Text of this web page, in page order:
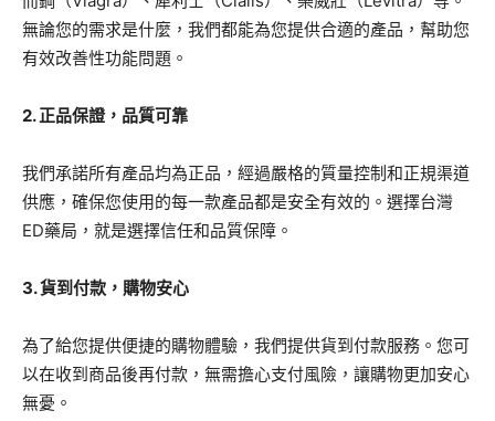
無論您的需求是什麼，我們都能為您提供合適的產品，幫助您
有效改善性功能問題。
2. 正品保證，品質可靠
我們承諾所有產品均為正品，經過嚴格的質量控制和正規渠道
供應，確保您使用的每一款產品都是安全有效的。選擇台灣
ED藥局，就是選擇信任和品質保障。
3. 貨到付款，購物安心
為了給您提供便捷的購物體驗，我們提供貨到付款服務。您可
以在收到商品後再付款，無需擔心支付風險，讓購物更加安心
無憂。